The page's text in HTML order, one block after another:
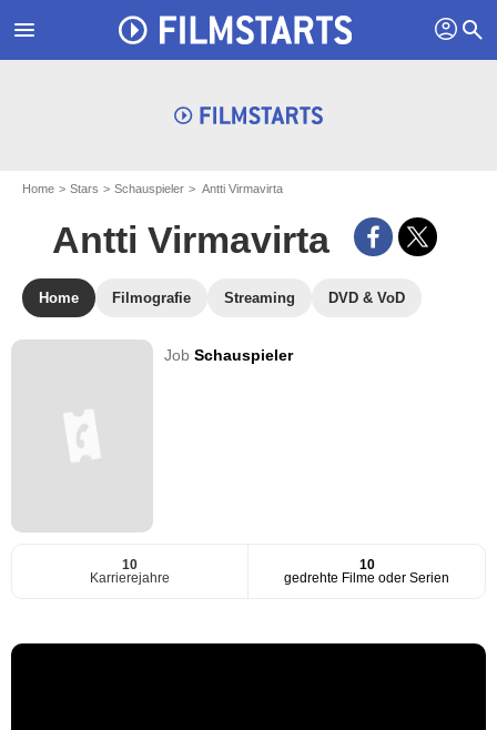
menu profil search
Home Stars Schauspieler Antti Virmavirta
Antti Virmavirta
Home Filmografie Streaming DVD & VoD
JobSchauspieler
10
Karrierejahre
10
gedrehte Filme oder Serien